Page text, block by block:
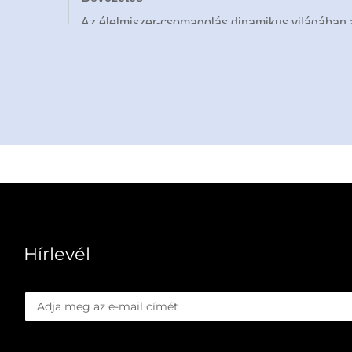
Az élelmiszer-csomagolás dinamikus
sokoldalúságot és fenntarthatóságot, hogy
igényeit.
megrendelést teljesítenek, ez a gép
tartósságot és környezetbarát működést
szeretnének maradni a globális csomagolási
Hírlevél